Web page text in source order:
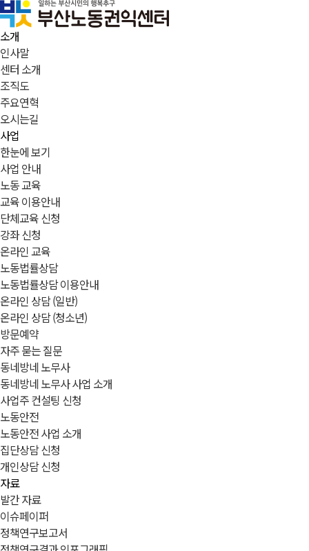
소개
인사말
센터 소개
조직도
주요연혁
오시는길
사업
한눈에 보기
사업 안내
노동 교육
교육 이용안내
단체교육 신청
강좌 신청
온라인 교육
노동법률상담
노동법률상담 이용안내
온라인 상담 (일반)
온라인 상담 (청소년)
방문예약
자주 묻는 질문
동네방네 노무사
동네방네 노무사 사업 소개
사업주 컨설팅 신청
노동안전
노동안전 사업 소개
집단상담 신청
개인상담 신청
자료
발간 자료
이슈페이퍼
정책연구보고서